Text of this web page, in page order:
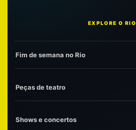
EXPLORE O RIO
Fim de semana no Rio
Peças de teatro
Shows e concertos